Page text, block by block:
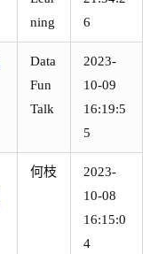
ning
6
Data
Fun
Talk
2023-
10-09
16:19:5
5
何枝
2023-
10-08
16:15:0
4